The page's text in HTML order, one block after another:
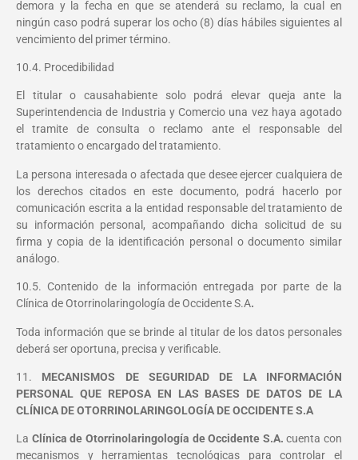
demora y la fecha en que se atenderá su reclamo, la cual en
ningún caso podrá superar los ocho (8) días hábiles siguientes al
vencimiento del primer término.
10.4. Procedibilidad
El titular o causahabiente solo podrá elevar queja ante la
Superintendencia de Industria y Comercio una vez haya agotado
el tramite de consulta o reclamo ante el responsable del
tratamiento o encargado del tratamiento.
La persona interesada o afectada que desee ejercer cualquiera de
los derechos citados en este documento, podrá hacerlo por
comunicación escrita a la entidad responsable del tratamiento de
su información personal, acompañando dicha solicitud de su
firma y copia de la identificación personal o documento similar
análogo.
10.5. Contenido de la información entregada por parte de la
Clínica de Otorrinolaringología de Occidente S.A.
Toda información que se brinde al titular de los datos personales
deberá ser oportuna, precisa y verificable.
11. MECANISMOS DE SEGURIDAD DE LA INFORMACIÓN
PERSONAL QUE REPOSA EN LAS BASES DE DATOS DE LA
CLÍNICA DE OTORRINOLARINGOLOGÍA DE OCCIDENTE S.A
La Clínica de Otorrinolaringología de Occidente S.A.cuenta con
mecanismos y herramientas tecnológicas para controlar el